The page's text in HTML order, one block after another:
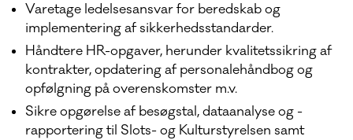
Varetage ledelsesansvar for beredskab og
implementering af sikkerhedsstandarder.
Håndtere HR-opgaver, herunder kvalitetssikring af
kontrakter, opdatering af personalehåndbog og
opfølgning på overenskomster m.v.
Sikre opgørelse af besøgstal, dataanalyse og -
rapportering til Slots- og Kulturstyrelsen samt